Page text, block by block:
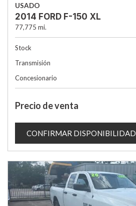
USADO
2014 FORD F-150 XL
77,775 mi.
Stock
Transmisión
Concesionario
Precio de venta
CONFIRMAR DISPONIBILIDAD